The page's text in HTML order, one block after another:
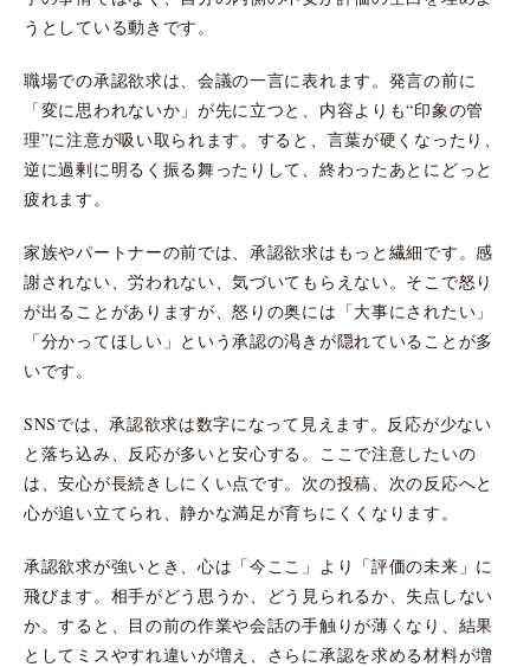
うとしている動きです。
職場での承認欲求は、会議の一言に表れます。発言の前に
「変に思われないか」が先に立つと、内容よりも“印象の管
理”に注意が吸い取られます。すると、言葉が硬くなったり、
逆に過剰に明るく振る舞ったりして、終わったあとにどっと
疲れます。
家族やパートナーの前では、承認欲求はもっと繊細です。感
謝されない、労われない、気づいてもらえない。そこで怒り
が出ることがありますが、怒りの奥には「大事にされたい」
「分かってほしい」という承認の渇きが隠れていることが多
いです。
SNSでは、承認欲求は数字になって見えます。反応が少ない
と落ち込み、反応が多いと安心する。ここで注意したいの
は、安心が長続きしにくい点です。次の投稿、次の反応へと
心が追い立てられ、静かな満足が育ちにくくなります。
承認欲求が強いとき、心は「今ここ」より「評価の未来」に
飛びます。相手がどう思うか、どう見られるか、失点しない
か。すると、目の前の作業や会話の手触りが薄くなり、結果
としてミスやすれ違いが増え、さらに承認を求める材料が増